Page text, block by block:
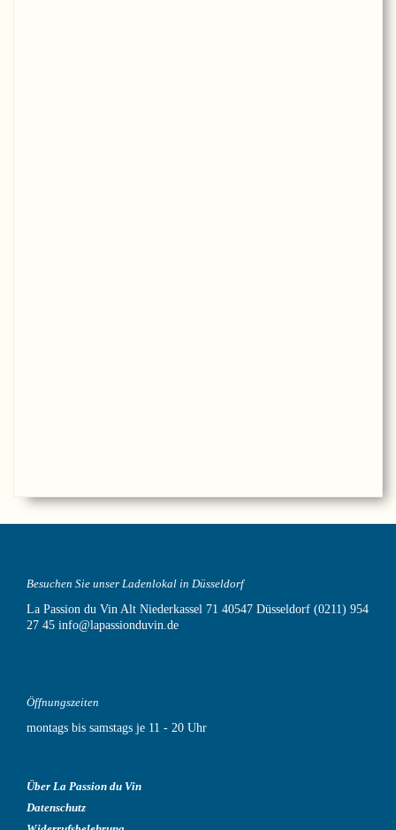
Besuchen Sie unser Ladenlokal in Düsseldorf
La Passion du Vin Alt Niederkassel 71 40547 Düsseldorf (0211) 954
27 45 info@lapassionduvin.de
Öffnungszeiten
montags bis samstags je 11 - 20 Uhr
Über La Passion du Vin
Datenschutz